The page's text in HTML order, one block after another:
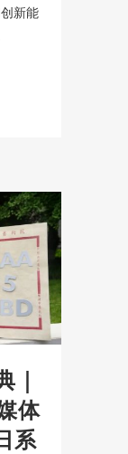
新能
｜
体
系